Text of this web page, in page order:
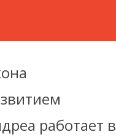
работает в